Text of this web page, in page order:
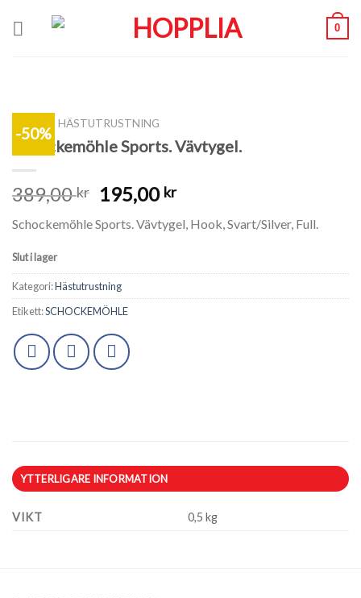
0
-50%
HÄSTUTRUSTNING
Schockemöhle Sports. Vävtygel.
389,00kr 195,00 kr
Schockemöhle Sports. Vävtygel, Hook, Svart/Silver, Full.
Slut i lager
Kategori:Hästutrustning
Etikett:SCHOCKEMÖHLE
YTTERLIGARE INFORMATION
VIKT 0,5 kg